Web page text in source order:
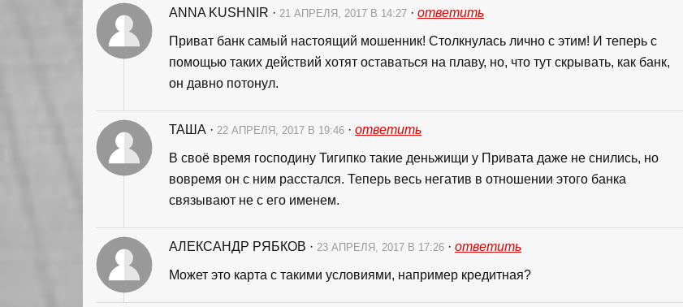
ANNA KUSHNIR · 21 АПРЕЛЯ, 2017 В 14:27 · ответить
Приват банк самый настоящий мошенник! Столкнулась лично с этим! И теперь с
помощью таких действий хотят оставаться на плаву, но, что тут скрывать, как банк,
он давно потонул.
ТАША · 22 АПРЕЛЯ, 2017 В 19:46 · ответить
В своё время господину Тигипко такие деньжищи у Привата даже не снились, но
вовремя он с ним расстался. Теперь весь негатив в отношении этого банка
связывают не с его именем.
АЛЕКСАНДР РЯБКОВ · 23 АПРЕЛЯ, 2017 В 17:26 · ответить
Может это карта с такими условиями, например кредитная?